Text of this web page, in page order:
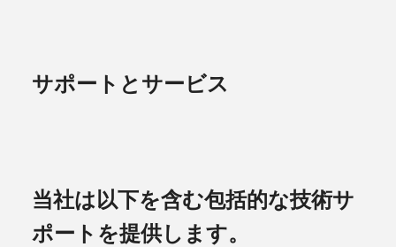
サポートとサービス
当社は以下を含む包括的な技術サ
ポートを提供します。